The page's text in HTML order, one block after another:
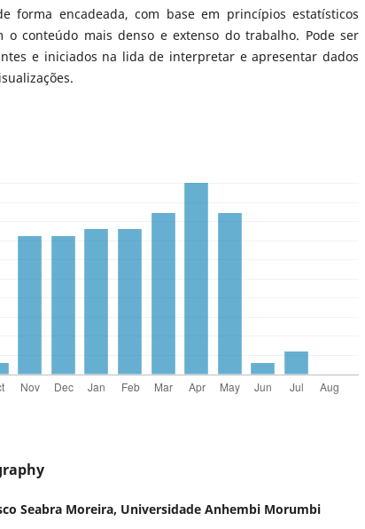
forma encadeada, com base em princípios estatísticos
o conteúdo mais denso e extenso do trabalho. Pode ser
e iniciados na lida de interpretar e apresentar dados
Seabra Moreira, Universidade Anhembi Morumbi